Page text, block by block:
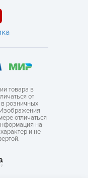
товара в
от
розничных
отличаться
на
и не